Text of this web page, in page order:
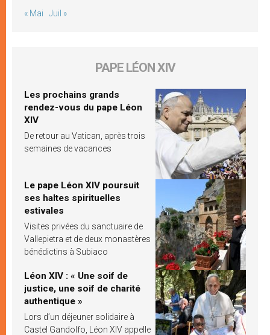
« Mai Juil »
PAPE LÉON XIV
Les prochains grands
rendez-vous du pape Léon
XIV
De retour au Vatican, après trois
semaines de vacances
Le pape Léon XIV poursuit
ses haltes spirituelles
estivales
Visites privées du sanctuaire de
Vallepietra et de deux monastères
bénédictins à Subiaco
Léon XIV : « Une soif de
justice, une soif de charité
authentique »
Lors d’un déjeuner solidaire à
Castel Gandolfo, Léon XIV appelle